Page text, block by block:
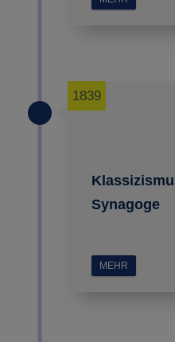
Synagoge
1839
MEHR